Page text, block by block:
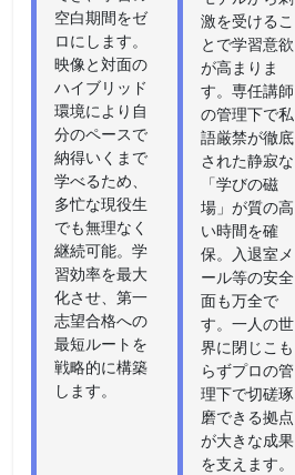
空白期間をゼ
ロにします。
映像と対面の
ハイブリッド
環境により自
分のペースで
納得いくまで
学べるため、
多忙な現役生
でも無理なく
継続可能。学
習効率を最大
化させ、第一
志望合格への
最短ルートを
戦略的に構築
します。
激を受けるこ
とで学習意欲
が高まりま
す。専任講師
の管理下で私
語厳禁が徹底
された静寂な
「学びの磁
場」が質の高
い時間を確
保。入退室メ
ール等の安全
面も万全で
す。一人の世
界に閉じこも
らずプロの管
理下で切磋琢
磨できる拠点
が大きな成果
を支えます。